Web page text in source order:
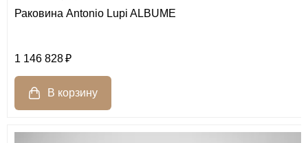
Раковина Antonio Lupi ALBUME
1 146 828